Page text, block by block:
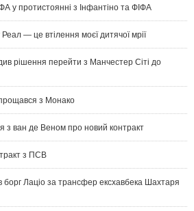
у протистоянні з Інфантіно та ФІФА
— це втілення моєї дитячої мрії
рішення перейти з Манчестер Сіті до
з Монако
з ван де Веном про новий контракт
з ПСВ
Лаціо за трансфер ексхавбека Шахтаря